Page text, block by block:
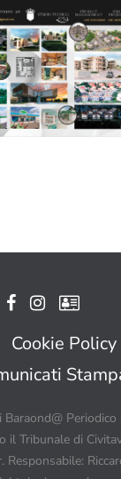
Cookie Policy
il Tribunale di
Responsabile: